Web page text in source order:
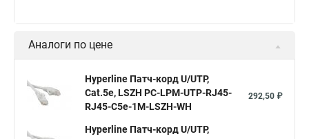
139,50 ₽
RJ45-C5e-0.3M-LSZH-WH
Hyperline Патч-корд U/UTP,
RJ45-C5e-0.5M-LSZH-WH